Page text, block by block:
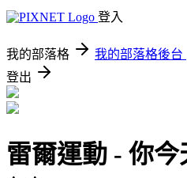
登入
我的部落格 我的部落格後台
登出
雷爾運動 - 你